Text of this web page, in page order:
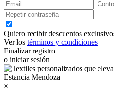
Quiero recibir descuentos
Ver los términos y condiciones
Finalizar registro
o iniciar sesión
×